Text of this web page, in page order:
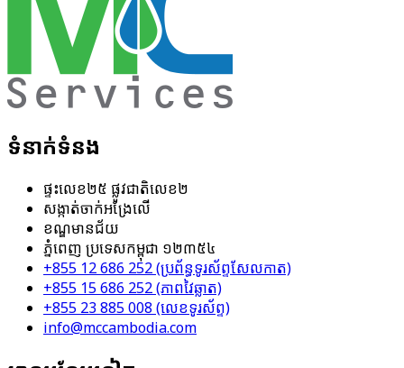
ទំនាក់ទំនង
ផ្ទះ​លេខ​២៥​ ផ្លូវ​ជាតិ​លេខ​២
សង្កាត់​ចាក់អង្រែលើ
ខណ្ឌ​មានជ័យ
ភ្នំពេញ ប្រទេសកម្ពុជា​ ១២៣៥៤
+855 12 686 252 (ប្រព័ន្ធ​ទូរស័ព្ទ​សែល​កាត)
+855 15 686 252 (ភាពវៃឆ្លាត)
+855 23 885 008 (លេខ​ទូរស័ព្ទ)
info@mccambodia.com